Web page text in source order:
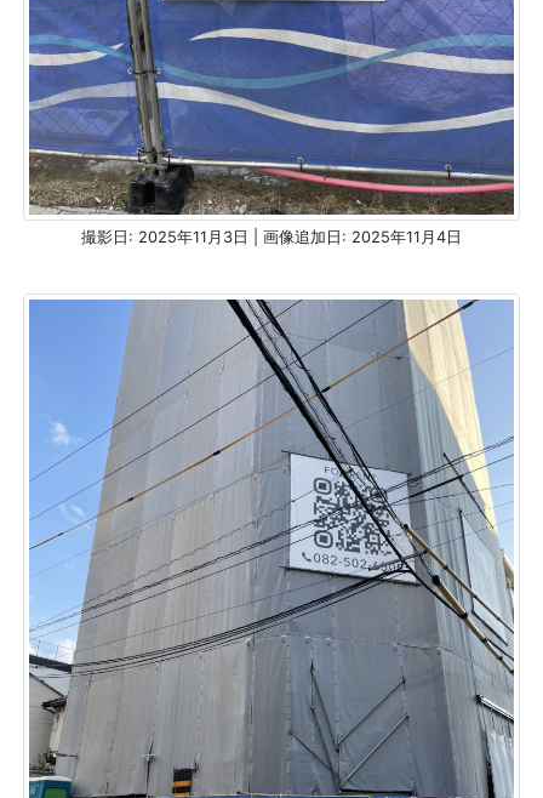
撮影日: 2025年11月3日 | 画像追加日: 2025年11月4日